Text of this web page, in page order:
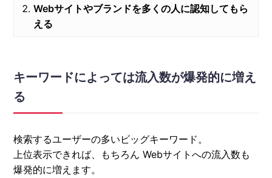
Webサイトやブランドを多くの人に認知してもら
える
キーワードによっては流入数が爆発的に増え
る
検索するユーザーの多いビッグキーワード。
上位表示できれば、もちろん Webサイトへの流入数も
爆発的に増えます。